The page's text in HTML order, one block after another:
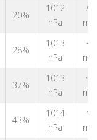
20%
1012
hPa
↑
m/s
28%
1013
hPa
↑
m/s
37%
1013
hPa
↑
m/s
43%
1014
hPa
↑
m/s